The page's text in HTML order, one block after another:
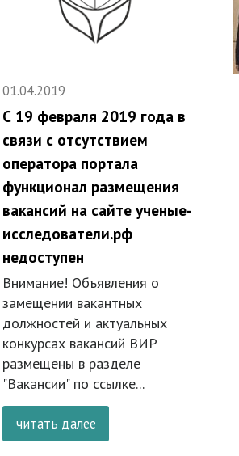
01.04.2019
С 19 февраля 2019 года в
связи с отсутствием
оператора портала
функционал размещения
вакансий на сайте ученые-
исследователи.рф
недоступен
Внимание! Объявления о
замещении вакантных
должностей и актуальных
конкурсах вакансий ВИР
размещены в разделе
"Вакансии" по ссылке...
читать далее